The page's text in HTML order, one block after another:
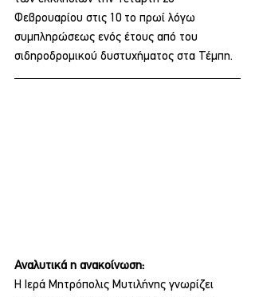
Φεβρουαρίου στις 10 το πρωί λόγω
συμπληρώσεως ενός έτους από του
σιδηροδρομικού δυστυχήματος στα Τέμπη.
Αναλυτικά η ανακοίνωση:
Η Ιερά Μητρόπολις Μυτιλήνης γνωρίζει